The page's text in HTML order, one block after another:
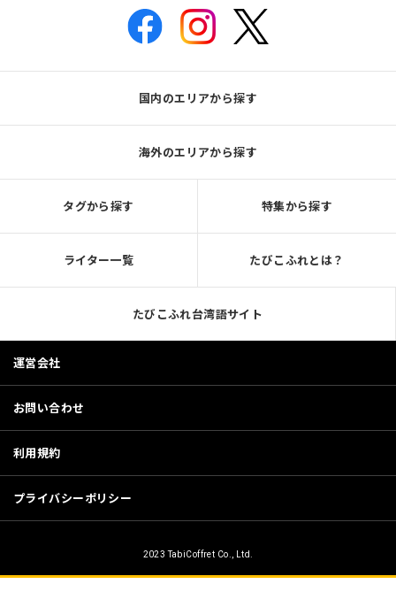
国内のエリアから探す
海外のエリアから探す
タグから探す 特集から探す
ライター一覧 たびこふれとは？
たびこふれ台湾語サイト
運営会社
お問い合わせ
利用規約
プライバシーポリシー
2023 TabiCoffret Co., Ltd.